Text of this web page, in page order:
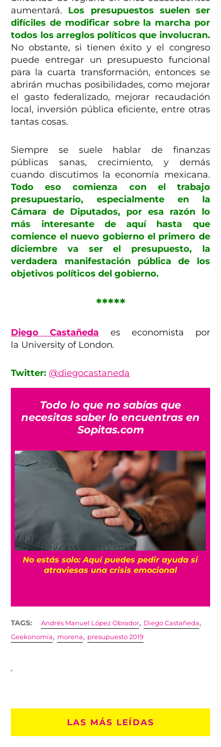
aumentará. Los presupuestos suelen ser
difíciles de modificar sobre la marcha por
todos los arreglos políticos que involucran.
No obstante, si tienen éxito y el congreso
puede entregar un presupuesto funcional
para la cuarta transformación, entonces se
abrirán muchas posibilidades, como mejorar
el gasto federalizado, mejorar recaudación
local, inversión pública eficiente, entre otras
tantas cosas.
Siempre se suele hablar de finanzas
públicas sanas, crecimiento, y demás
cuando discutimos la economía mexicana.
Todo eso comienza con el trabajo
presupuestario, especialmente en la
Cámara de Diputados, por esa razón lo
más interesante de aquí hasta que
comience el nuevo gobierno el primero de
diciembre va ser el presupuesto, la
verdadera manifestación pública de los
objetivos políticos del gobierno.
*****
Diego Castañeda
es economista por
la University of London.
Twitter: @diegocastaneda
Todo lo que no sabías que
necesitas saber lo encuentras en
Sopitas.com
No estás solo: Aquí puedes pedir ayuda si
atraviesas una crisis emocional
TAGS: Andrés Manuel López Obrador, Diego Castañeda,
Geekonomía, morena, presupuesto 2019
LAS MÁS LEÍDAS